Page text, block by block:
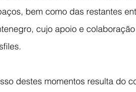
bem como das restantes
cujo apoio e
destes momentos resulta do